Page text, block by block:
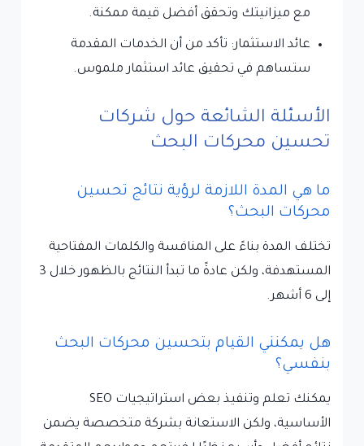
مع ميزانيتك وتحقق أفضل قيمة ممكنة.
عائد الاستثمار: تأكد من أن الخدمات المقدمة
ستساهم في تحقيق عائد استثمار ملموس.
الأسئلة الشائعة حول شركات
تحسين محركات البحث
ما هي المدة اللازمة لرؤية نتائج تحسين
محركات البحث؟
تختلف المدة بناءً على المنافسة والكلمات المفتاحية
المستهدفة، ولكن عادةً ما تبدأ النتائج بالظهور خلال 3
إلى 6 أشهر.
هل يمكنني القيام بتحسين محركات البحث
بنفسي؟
يمكنك تعلم وتنفيذ بعض استراتيجيات SEO
الأساسية، ولكن الاستعانة بشركة متخصصة يضمن